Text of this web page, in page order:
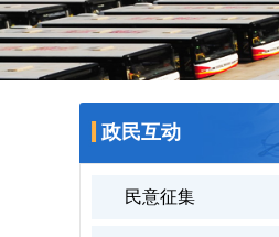
政民互动
民意征集